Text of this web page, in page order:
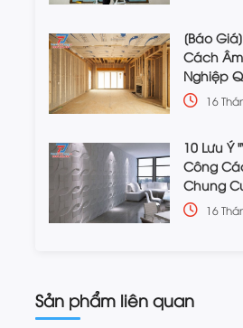
[Báo
Cách
Nghiệp
Chuẩn
16
10 Lưu Ý
Công
Chung
Tiết Kiệm
16
Sản phẩm liên quan